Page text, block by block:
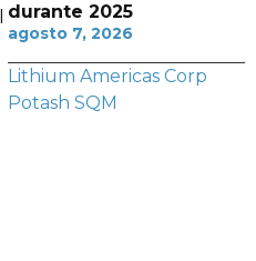
durante 2025
agosto 7, 2026
Lithium Americas Corp
Potash SQM